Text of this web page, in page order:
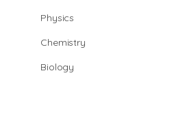
Physics
Chemistry
Biology